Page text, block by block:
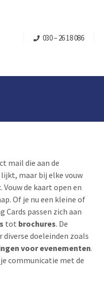
030 – 26 18 086
mail die aan de
maar bij elke vouw
. Vouw de kaart open en
Of je nu een kleine of
Cards passen zich aan
tot brochures. De
doeleinden zoals
voor evenementen.
communicatie met de